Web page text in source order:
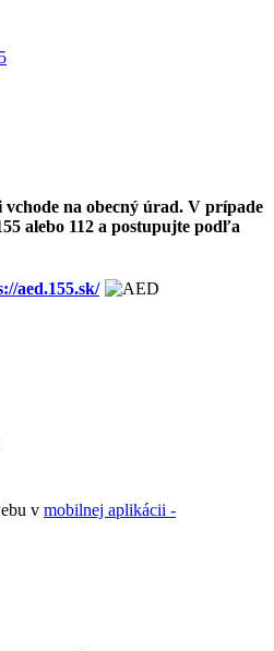
na obecný úrad. V prípade
alebo 112 a postupujte podľa
aed.155.sk/
v mobilnej aplikácii -